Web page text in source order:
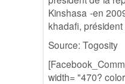
Kinshasa -en
khadafi,
Source: Togosity
width= "470?